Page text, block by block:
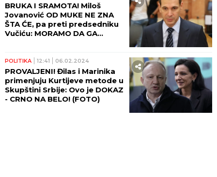
BRUKA I SRAMOTA! Miloš
Jovanović OD MUKE NE ZNA
ŠTA ĆE, pa preti predsedniku
Vučiću: MORAMO DA GA
POLITIKA 12:41 06.02.2024
PROVALJENI! Đilas i Marinika
primenjuju Kurtijeve metode u
Skupštini Srbije: Ovo je DOKAZ
- CRNO NA BELO! (FOTO)